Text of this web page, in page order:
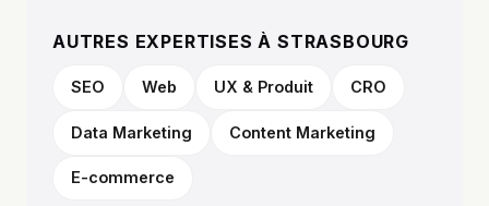
AUTRES EXPERTISES À STRASBOURG
SEO Web UX & Produit CRO
Data Marketing Content Marketing
E-commerce